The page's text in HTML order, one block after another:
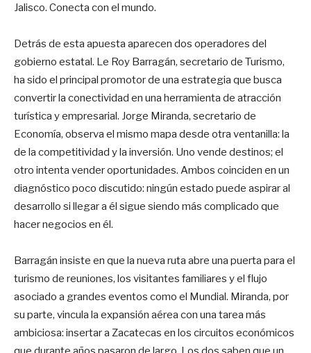
Jalisco. Conecta con el mundo.
Detrás de esta apuesta aparecen dos operadores del
gobierno estatal. Le Roy Barragán, secretario de Turismo,
ha sido el principal promotor de una estrategia que busca
convertir la conectividad en una herramienta de atracción
turística y empresarial. Jorge Miranda, secretario de
Economía, observa el mismo mapa desde otra ventanilla: la
de la competitividad y la inversión. Uno vende destinos; el
otro intenta vender oportunidades. Ambos coinciden en un
diagnóstico poco discutido: ningún estado puede aspirar al
desarrollo si llegar a él sigue siendo más complicado que
hacer negocios en él.
Barragán insiste en que la nueva ruta abre una puerta para el
turismo de reuniones, los visitantes familiares y el flujo
asociado a grandes eventos como el Mundial. Miranda, por
su parte, vincula la expansión aérea con una tarea más
ambiciosa: insertar a Zacatecas en los circuitos económicos